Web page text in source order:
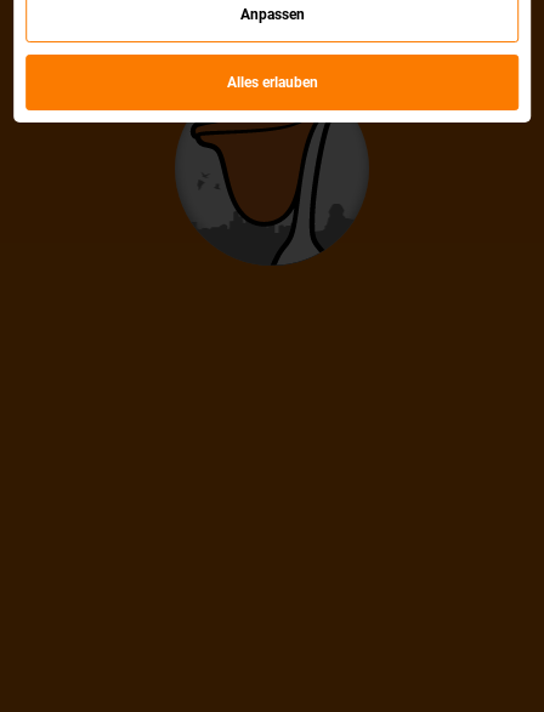
Keine Sonderangebote gefunden.
CALENDARS.ALL_OFFERS_EMPTY_SUBTITLE
ALLE FILTER LÖSCHEN
Anpassen
Alles erlauben